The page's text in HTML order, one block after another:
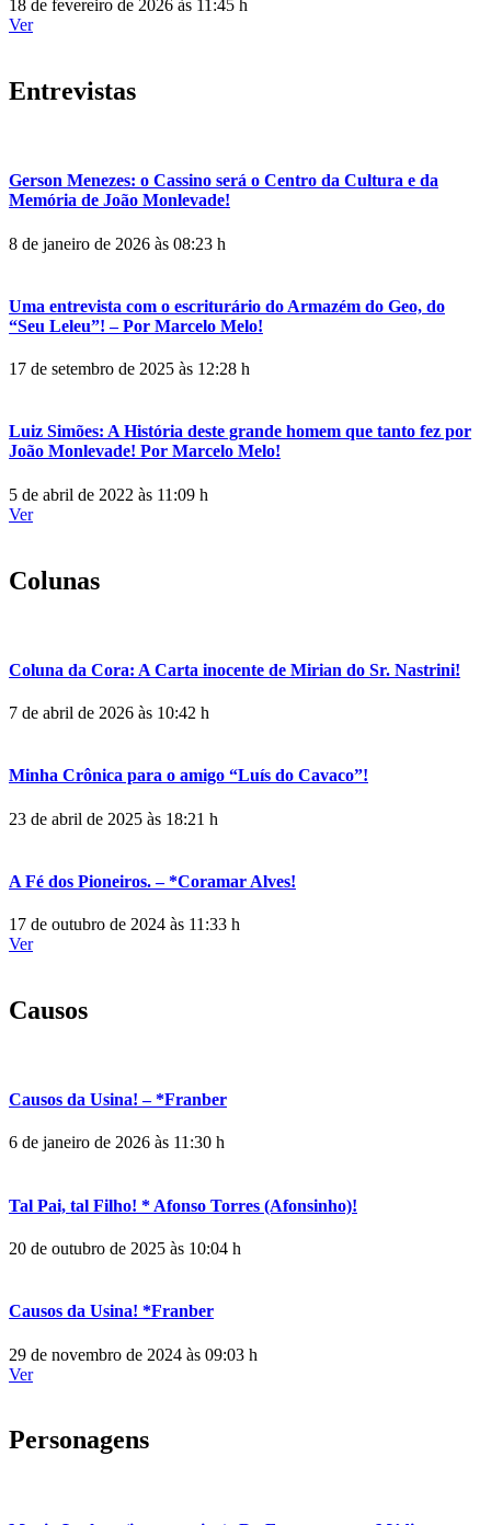
18 de fevereiro de 2026 às 11:45 h
Ver
Entrevistas
Gerson Menezes: o Cassino será o Centro da Cultura e da
Memória de João Monlevade!
8 de janeiro de 2026 às 08:23 h
Uma entrevista com o escriturário do Armazém do Geo, do
“Seu Leleu”! – Por Marcelo Melo!
17 de setembro de 2025 às 12:28 h
Luiz Simões: A História deste grande homem que tanto fez por
João Monlevade! Por Marcelo Melo!
5 de abril de 2022 às 11:09 h
Ver
Colunas
Coluna da Cora: A Carta inocente de Mirian do Sr. Nastrini!
7 de abril de 2026 às 10:42 h
Minha Crônica para o amigo “Luís do Cavaco”!
23 de abril de 2025 às 18:21 h
A Fé dos Pioneiros. – *Coramar Alves!
17 de outubro de 2024 às 11:33 h
Ver
Causos
Causos da Usina! – *Franber
6 de janeiro de 2026 às 11:30 h
Tal Pai, tal Filho! * Afonso Torres (Afonsinho)!
20 de outubro de 2025 às 10:04 h
Causos da Usina! *Franber
29 de novembro de 2024 às 09:03 h
Ver
Personagens